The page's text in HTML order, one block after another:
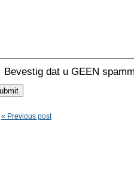
Bevestig dat u GEEN
« Previous post